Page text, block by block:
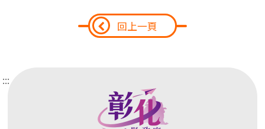
回上一頁
:::